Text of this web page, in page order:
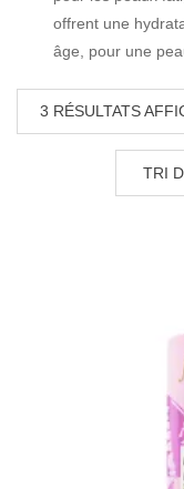
offrent une
âge, pour une
3 RÉSULTATS